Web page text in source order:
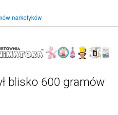
narkotyków
blisko 600 gramów